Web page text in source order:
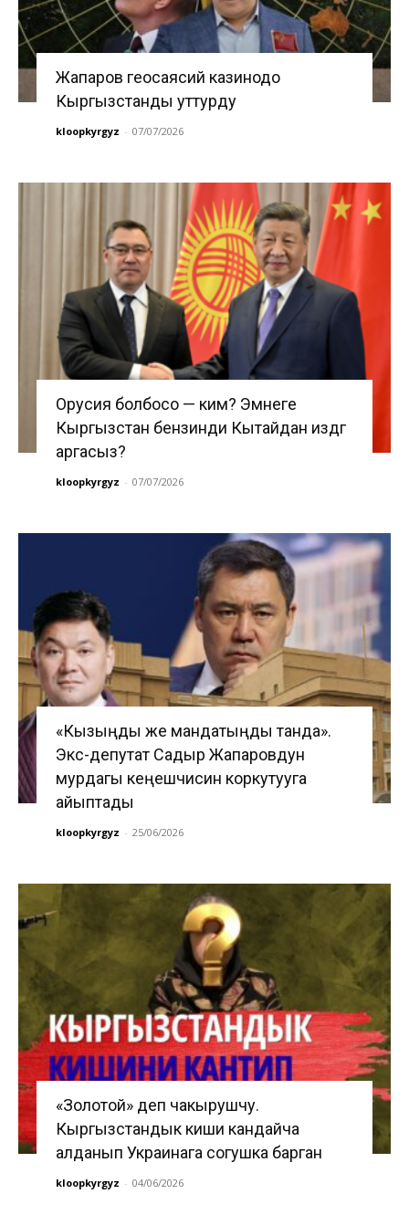
Жапаров геосаясий казинодо
Кыргызстанды уттурду
kloopkyrgyz - 07/07/2026
Орусия болбосо — ким? Эмнеге
Кыргызстан бензинди Кытайдан издөөгө
аргасыз?
kloopkyrgyz - 07/07/2026
«Кызыңды же мандатыңды танда».
Экс-депутат Садыр Жапаровдун
мурдагы кеңешчисин коркутууга
айыптады
kloopkyrgyz - 25/06/2026
«Золотой» деп чакырушчу.
Кыргызстандык киши кандайча
алданып Украинага согушка барган
kloopkyrgyz - 04/06/2026